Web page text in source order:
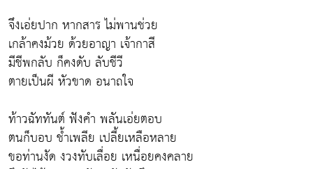
จึงเอ่ยปาก หากสาร ไม่พานช่วย
เกล้าคงม้วย ด้วยอาญา เจ้ากาสี
มีชีพกลับ ก็คงดับ ลับชีวี
ตายเป็นผี หัวขาด อนาถใจ
ท้าวฉัททันต์ ฟังคำ พลันเอ่ยตอบ
ตนก็บอบ ช้ำเพลีย เปลี้ยเหลือหลาย
ขอท่านงัด งวงทับเลื่อย เหนื่อยคงคลาย